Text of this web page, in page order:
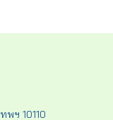
พฯ 10110